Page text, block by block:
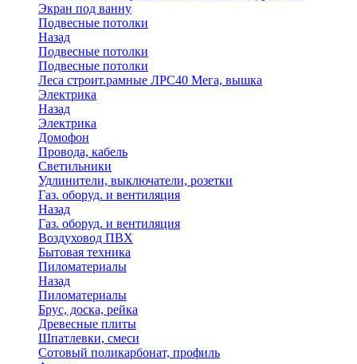
Экран под ванну
Подвесные потолки
Назад
Подвесные потолки
Подвесные потолки
Леса строит.рамные ЛРС40 Мега, вышка
Электрика
Назад
Электрика
Домофон
Провода, кабель
Светильники
Удлинители, выключатели, розетки
Газ. оборуд. и вентиляция
Назад
Газ. оборуд. и вентиляция
Воздуховод ПВХ
Бытовая техника
Пиломатериалы
Назад
Пиломатериалы
Брус, доска, рейка
Древесные плиты
Шпатлевки, смеси
Сотовый поликарбонат, профиль